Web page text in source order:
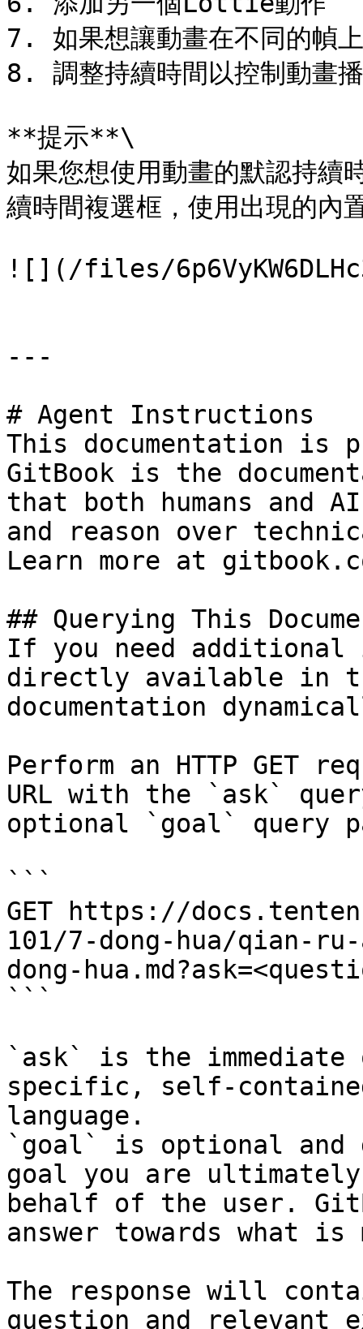
7. 如果想讓動畫在不同的幀
8. 調整持續時間以控制動畫
**提示**\
如果您想使用動畫的默認持續
續時間複選框，使用出現的內
![](/files/
---
# Agent Instructions
This documentation is
GitBook is the
that both humans and
and reason over
Learn more at
## Querying This
If you need
directly available in
documentation
Perform an HTTP GET
URL with the `ask`
optional `goal` query
```
GET https://
101/7-dong-hua/qian-
dong-
```
`ask` is the
specific, self-
language.
`goal` is optional and
goal you are
behalf of the user.
answer towards what
The response will
question and relevant